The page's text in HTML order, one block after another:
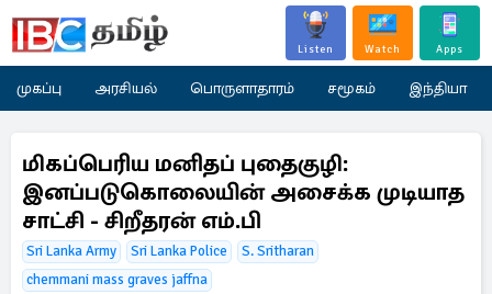
Listen Watch Apps
முகப்பு அரசியல் பொருளாதாரம் சமூகம் இந்தியா
மிகப்பெரிய மனிதப் புதைகுழி:
இனப்படுகொலையின் அசைக்க முடியாத
சாட்சி - சிறீதரன் எம்.பி
Sri Lanka Army Sri Lanka Police
S. Sritharan
chemmani mass graves jaffna